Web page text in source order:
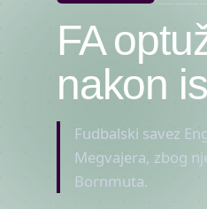
FA
nakon
Fudbalski savez
Megvajera, zbog
Bornmuta.